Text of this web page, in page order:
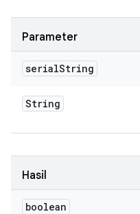
Parameter
serialString
String
Hasil
boolean